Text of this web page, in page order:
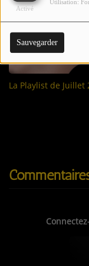
Activé
Utilisation:
Sauvegarder
CONTACTEZ-
La Playlist de Juillet